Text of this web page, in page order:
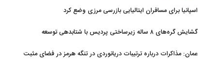
اسپانیا برای مسافران ایتالیایی بازرسی مرزی وضع کرد
گشایش گره‌های ۸ ساله زیرساختی پردیس با شتابدهی توسعه
عمان: مذاکرات درباره ترتیبات دریانوردی در تنگه هرمز در فضای مثبت